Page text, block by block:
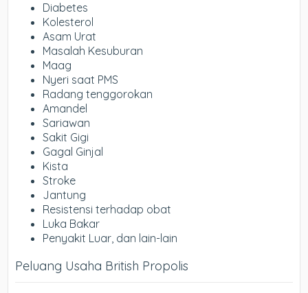
Diabetes
Kolesterol
Asam Urat
Masalah Kesuburan
Maag
Nyeri saat PMS
Radang tenggorokan
Amandel
Sariawan
Sakit Gigi
Gagal Ginjal
Kista
Stroke
Jantung
Resistensi terhadap obat
Luka Bakar
Penyakit Luar, dan lain-lain
Peluang Usaha British Propolis